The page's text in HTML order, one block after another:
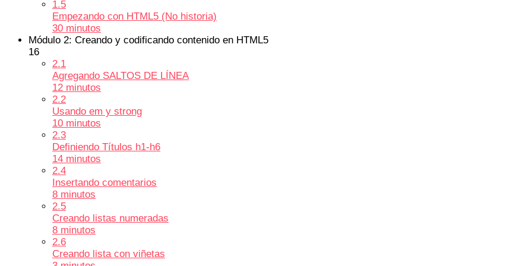
1.5
Empezando con HTML5 (No historia)
30 minutos
Módulo 2: Creando y codificando contenido en HTML5
16
2.1
Agregando SALTOS DE LÍNEA
12 minutos
2.2
Usando em y strong
10 minutos
2.3
Definiendo Títulos h1-h6
14 minutos
2.4
Insertando comentarios
8 minutos
2.5
Creando listas numeradas
8 minutos
2.6
Creando lista con viñetas